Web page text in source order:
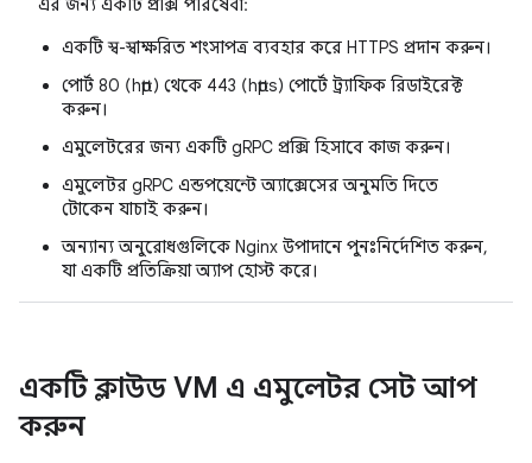
এর জন্য একটি প্রক্সি পরিষেবা:
একটি স্ব-স্বাক্ষরিত শংসাপত্র ব্যবহার করে HTTPS প্রদান করুন।
পোর্ট 80 (http) থেকে 443 (https) পোর্টে ট্র্যাফিক রিডাইরেক্ট
করুন।
এমুলেটরের জন্য একটি gRPC প্রক্সি হিসাবে কাজ করুন।
এমুলেটর gRPC এন্ডপয়েন্টে অ্যাক্সেসের অনুমতি দিতে
টোকেন যাচাই করুন।
অন্যান্য অনুরোধগুলিকে Nginx উপাদানে পুনঃনির্দেশিত করুন,
যা একটি প্রতিক্রিয়া অ্যাপ হোস্ট করে।
একটি ক্লাউড VM এ এমুলেটর সেট আপ
করুন